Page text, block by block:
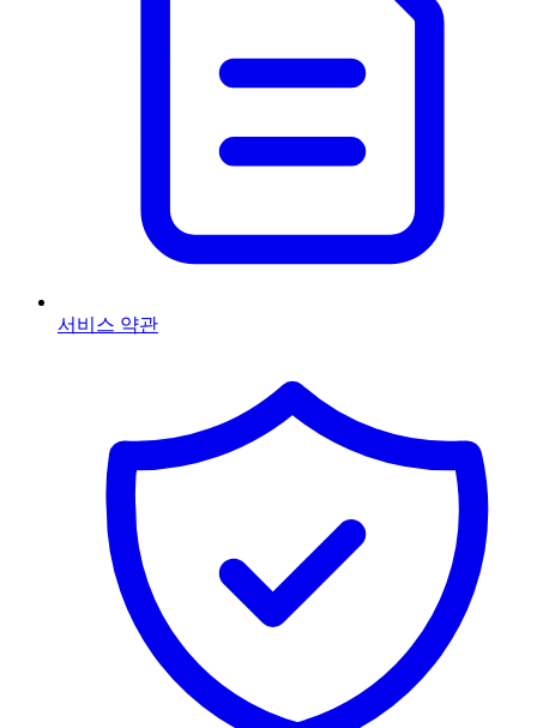
서비스 약관